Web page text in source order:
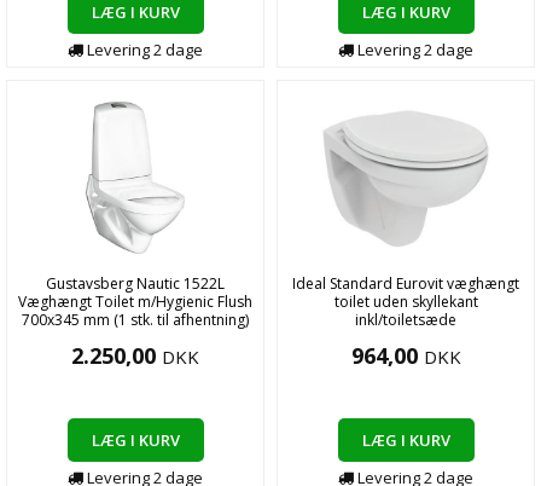
LÆG I KURV
Levering2dage
LÆG I KURV
Levering2dage
Gustavsberg Nautic 1522L
Væghængt Toilet m/Hygienic Flush
700x345 mm (1 stk. til afhentning)
2.250,00 DKK
LÆG I KURV
Levering2dage
Ideal Standard Eurovit væghængt
toilet uden skyllekant
inkl/toiletsæde
964,00 DKK
LÆG I KURV
Levering2dage